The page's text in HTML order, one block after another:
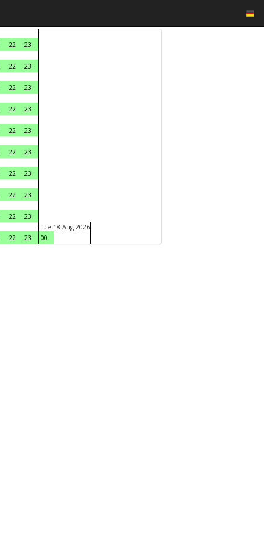
22
23
22
23
22
23
22
23
22
23
22
23
22
23
22
23
22
23
22 23
Tue 18 Aug 2026
00